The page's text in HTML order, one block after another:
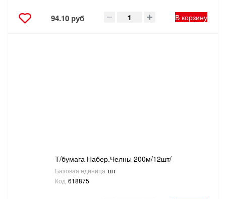
94.10 руб В корзину
Т/бумага Набер.Челны 200м/12шт/
Базовая единица шт
Код 618875